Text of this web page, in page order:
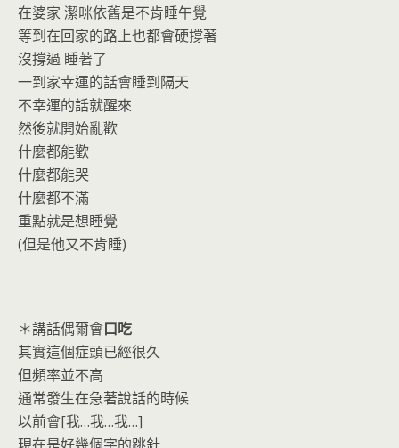
在婆家 潔咪依舊是不肯睡午覺
等到在回家的路上也都會硬撐著
沒撐過 睡著了
一到家幸運的話會睡到隔天
不幸運的話就醒來
然後就開始亂歡
什麼都能歡
什麼都能哭
什麼都不滿
重點就是想睡覺
(但是他又不肯睡)
＊講話偶爾會口吃
其實這個症頭已經很久
但頻率並不高
通常發生在急著說話的時候
以前會[我…我…我…]